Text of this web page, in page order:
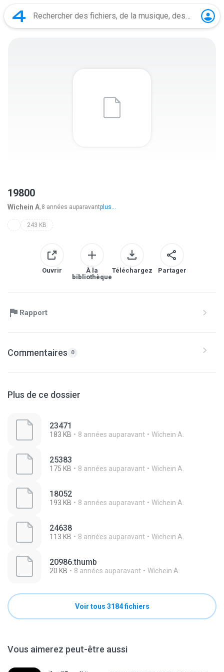
19800
Wichein A.8 années auparavantplus...
243 KB
Ouvrir
À la
bibliothèque
Téléchargez Partager
Rapport
Commentaires 0
Plus de ce dossier
23471
183 KB 8 années auparavant Wichein A.
25383
175 KB 8 années auparavant Wichein A.
18052
193 KB 8 années auparavant Wichein A.
24638
113 KB 8 années auparavant Wichein A.
20986.thumb
20 KB 8 années auparavant Wichein A.
Voir tous 3184 fichiers
Vous aimerez peut-être aussi